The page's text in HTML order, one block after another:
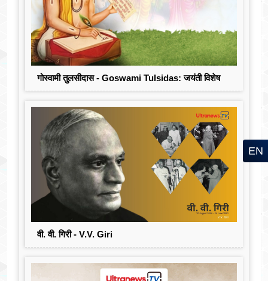
गोस्वामी तुलसीदास - Goswami Tulsidas: जयंती विशेष
वी. वी. गिरी - V.V. Giri
EN